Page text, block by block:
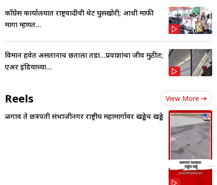
काँग्रेस कार्यालयात राष्ट्रवादीची थेट घुसखोरी; आधी माफी
मागा म्हणत...
विमान हवेत असतानाच छताला तडा...प्रवाशांचा जीव मुठीत;
एअर इंडियाच्या...
Reels View More
ळगाव ते छत्रपती संभाजीनगर राष्ट्रीय महामार्गावर खड्डेच खड्डे